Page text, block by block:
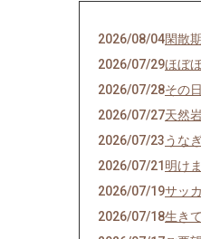
2026/08/04閑散
2026/07/29ほぼ
2026/07/28その
2026/07/27天然
2026/07/23うな
2026/07/21 明け
2026/07/19サッ
2026/07/18生き